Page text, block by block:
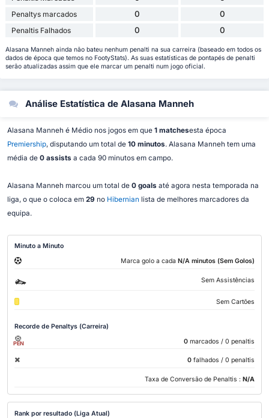
Penaltys marcados 0 0
Penaltis Falhados 0 0
Alasana Manneh ainda não bateu nenhum penalti na sua carreira (baseado em todos os
dados de época que temos no FootyStats). As suas estatísticas de pontapés de penalti
serão atualizadas assim que ele marcar um penalti num jogo oficial.
Análise Estatística de Alasana Manneh
Alasana Manneh é Médio nos jogos em que 1 matchesesta época
Premiership, disputando um total de 10 minutos. Alasana Manneh tem uma
média de 0 assists a cada 90 minutos em campo.
Alasana Manneh marcou um total de 0 goals até agora nesta temporada na
liga, o que o coloca em 29 no Hibernian lista de melhores marcadores da
equipa.
Minuto a Minuto
Marca golo a cada N/A minutos (Sem Golos)
Sem Assistências
Sem Cartões
Recorde de Penaltys (Carreira)
PEN 0 marcados / 0 penaltis
0 falhados / 0 penaltis
Taxa de Conversão de Penaltis : N/A
Rank por resultado (Liga Atual)